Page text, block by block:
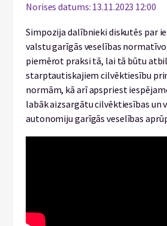
Norises datums: 13.11.2023 12:00
Simpozija dalībnieki diskutēs par
valstu garīgās veselības
piemērot praksi tā, lai tā būtu
starptautiskajiem cilvēktiesību
normām, kā arī apspriest
labāk aizsargātu cilvēktiesības un
autonomiju garīgās veselības